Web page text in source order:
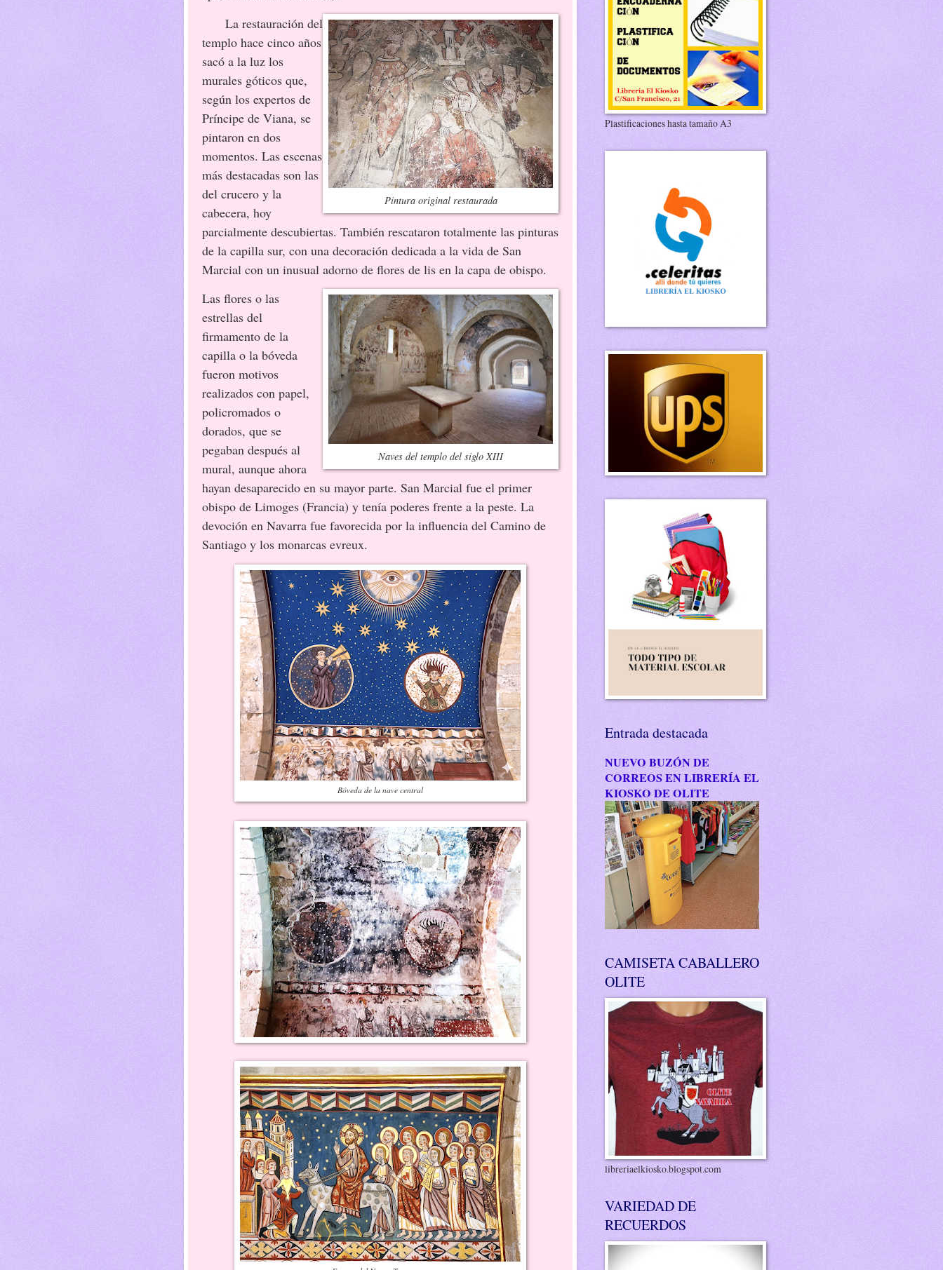
Pintura original restaurada
La restauración del
templo hace cinco años
sacó a la luz los
murales góticos que,
según los expertos de
Príncipe de Viana, se
pintaron en dos
momentos. Las escenas
más destacadas son las
del crucero y la
cabecera, hoy
parcialmente descubiertas. También rescataron totalmente las pinturas
de la capilla sur, con una decoración dedicada a la vida de San
Marcial con un inusual adorno de flores de lis en la capa de obispo.
Naves del templo del siglo XIII
Las flores o las
estrellas del
firmamento de la
capilla o la bóveda
fueron motivos
realizados con papel,
policromados o
dorados, que se
pegaban después al
mural, aunque ahora
hayan desaparecido en su mayor parte. San Marcial fue el primer
obispo de Limoges (Francia) y tenía poderes frente a la peste. La
devoción en Navarra fue favorecida por la influencia del Camino de
Santiago y los monarcas evreux.
Bóveda de la nave central
Plastificaciones hasta tamaño A3
Entrada destacada
NUEVO BUZÓN DE
CORREOS EN LIBRERÍA EL
KIOSKO DE OLITE
CAMISETA CABALLERO
OLITE
libreriaelkiosko.blogspot.com
VARIEDAD DE
RECUERDOS